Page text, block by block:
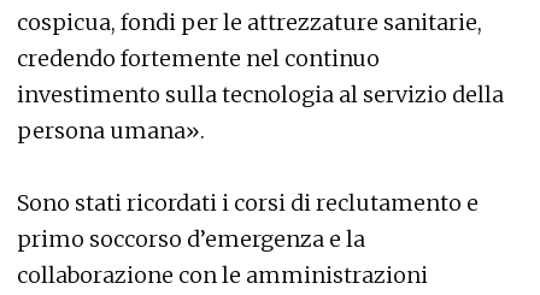
cospicua, fondi per le attrezzature sanitarie,
credendo fortemente nel continuo
investimento sulla tecnologia al servizio della
persona umana».
Sono stati ricordati i corsi di reclutamento e
primo soccorso d’emergenza e la
collaborazione con le amministrazioni